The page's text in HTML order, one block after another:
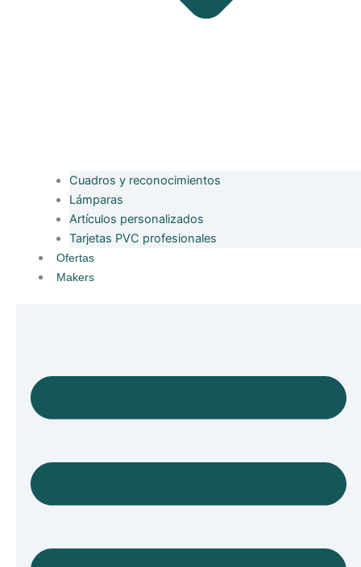
Cuadros y reconocimientos
Lámparas
Artículos personalizados
Tarjetas PVC profesionales
Ofertas
Makers